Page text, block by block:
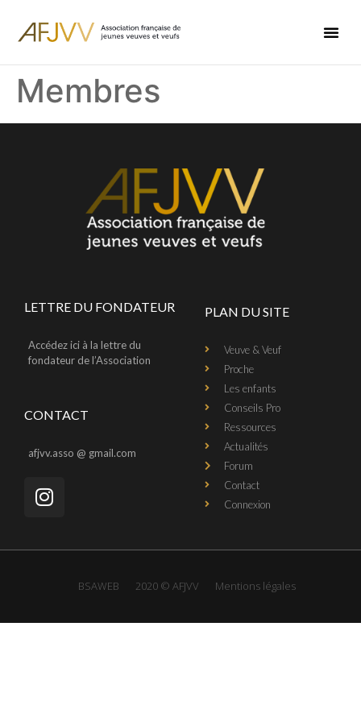
Membres
LETTRE DU FONDATEUR
Accédez ici à la lettre du
fondateur de l’Association
CONTACT
afjvv.asso @ gmail.com
PLAN DU SITE
Veuve & Veuf
Proche
Les enfants
Conseils Pro
Ressources
Actualités
Forum
Contact
Connexion
BSAWEB 2020 © AFJVV Mentions légales